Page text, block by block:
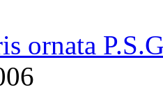
ornata